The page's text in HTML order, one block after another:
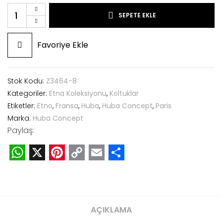
SEPETE EKLE
Favoriye Ekle
Stok Kodu: Z3464-8
Kategoriler: Etna Koleksiyonu, Koltuklar
Etiketler: Etno, Fransa, Huba, Huba Concept, Paris
Marka: Huba Concept
Paylaş:
WhatsApp
X Pinterest
Copy
EmailShare
AÇIKLAMA